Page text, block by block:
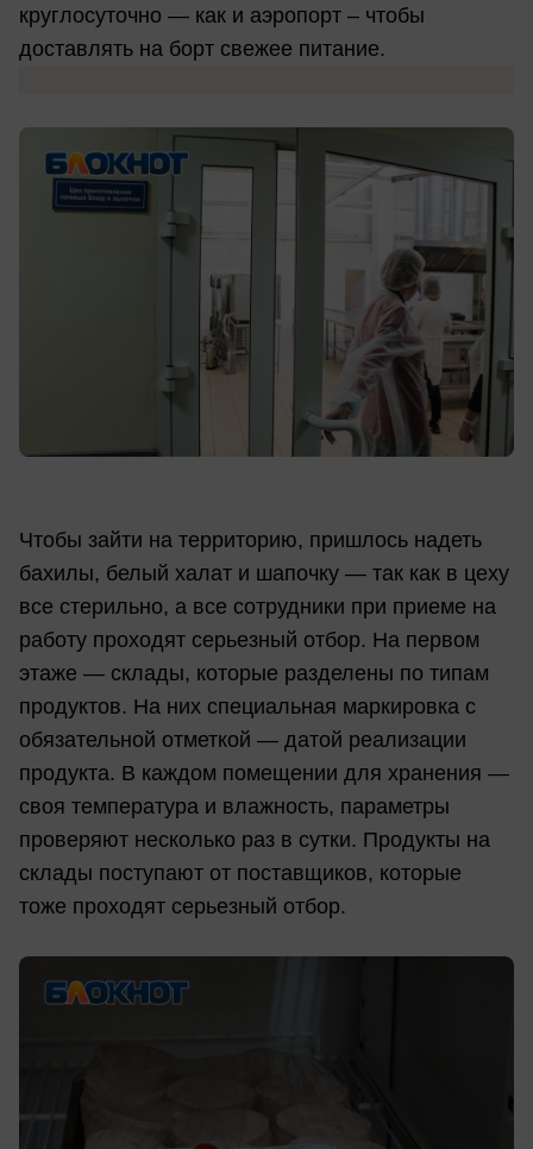
круглосуточно — как и аэропорт – чтобы
доставлять на борт свежее питание.
Чтобы зайти на территорию, пришлось надеть
бахилы, белый халат и шапочку — так как в цеху
все стерильно, а все сотрудники при приеме на
работу проходят серьезный отбор. На первом
этаже — склады, которые разделены по типам
продуктов. На них специальная маркировка с
обязательной отметкой — датой реализации
продукта. В каждом помещении для хранения —
своя температура и влажность, параметры
проверяют несколько раз в сутки. Продукты на
склады поступают от поставщиков, которые
тоже проходят серьезный отбор.